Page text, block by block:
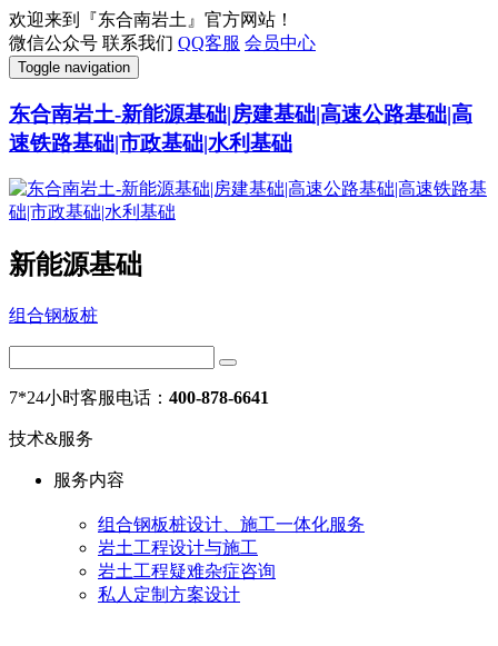
欢迎来到『东合南岩土』官方网站！
微信公众号 联系我们 QQ客服 会员中心
Toggle navigation
东合南岩土-新能源基础|房建基础|高速公路基础|高
速铁路基础|市政基础|水利基础
新能源基础
组合钢板桩
7*24小时客服电话： 400-878-6641
技术&服务
服务内容
组合钢板桩设计、施工一体化服务
岩土工程设计与施工
岩土工程疑难杂症咨询
私人定制方案设计